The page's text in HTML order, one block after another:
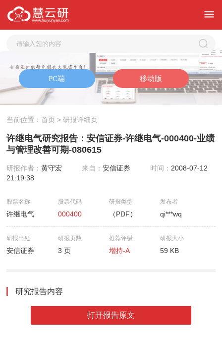
当前位置：首页 > 研报详细页
许继电气研究报告：安信证券-许继电气-000400-业绩
与管理改善可期-080615
研报作者：黄守宏 来自：安信证券 时间： 2008-07-12
21:19:38
股票名称
许继电气
股票代码
000400
研报类型
（PDF）
发布者
qi***wq
研报出处
安信证券
研报页数
3 页
推荐评级
增持-A
研报大小
59 KB
研究报告内容
打开报告原文